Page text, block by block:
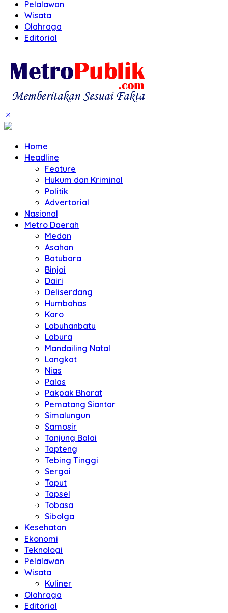
Pelalawan
Wisata
Olahraga
Editorial
Home
Headline
Feature
Hukum dan Kriminal
Politik
Advertorial
Nasional
Metro Daerah
Medan
Asahan
Batubara
Binjai
Dairi
Deliserdang
Humbahas
Karo
Labuhanbatu
Labura
Mandailing Natal
Langkat
Nias
Palas
Pakpak Bharat
Pematang Siantar
Simalungun
Samosir
Tanjung Balai
Tapteng
Tebing Tinggi
Sergai
Taput
Tapsel
Tobasa
Sibolga
Kesehatan
Ekonomi
Teknologi
Pelalawan
Wisata
Kuliner
Olahraga
Editorial